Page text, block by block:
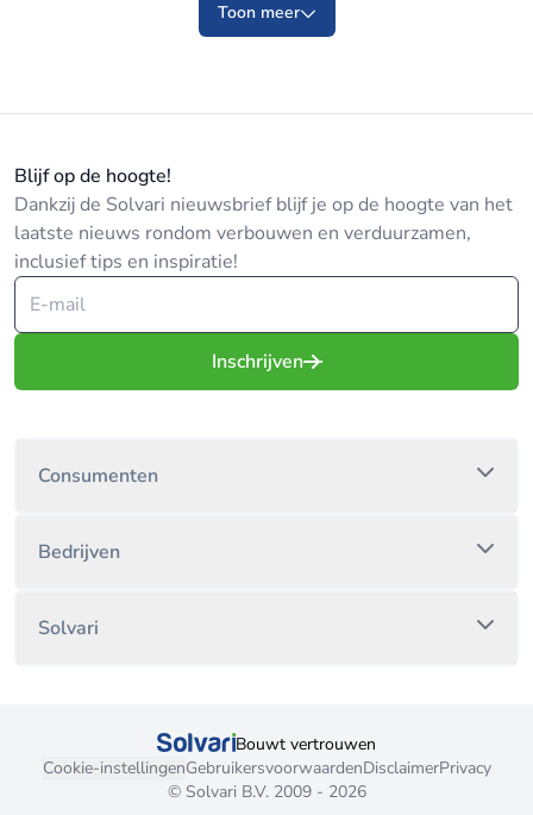
Toon meer
Blijf op de hoogte!
Dankzij de Solvari nieuwsbrief blijf je op de hoogte van het
laatste nieuws rondom verbouwen en verduurzamen,
inclusief tips en inspiratie!
Inschrijven
Consumenten
Bedrijven
Solvari
Bouwt vertrouwen
Cookie-instellingenGebruikersvoorwaardenDisclaimerPrivacy
© Solvari B.V. 2009 - 2026